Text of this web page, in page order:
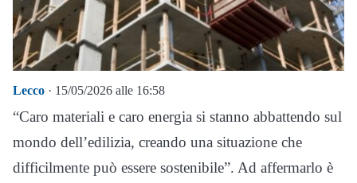
Lecco · 15/05/2026 alle 16:58
“Caro materiali e caro energia si stanno abbattendo sul
mondo dell’edilizia, creando una situazione che
difficilmente può essere sostenibile”. Ad affermarlo è